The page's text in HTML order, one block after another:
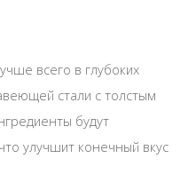
всего в глубоких
стали с толстым
будут
улучшит конечный вкус